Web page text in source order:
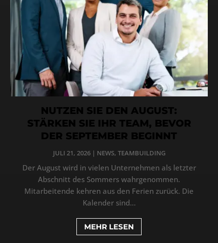
NUTZEN SIE DEN AUGUST:
STÄRKEN SIE IHR TEAM, BEVOR
DER SEPTEMBER BEGINNT
JULI 21, 2026| NEWS, TEAMBUILDING
Der August wird in vielen Unternehmen als letzter
Abschnitt des Sommers wahrgenommen.
Mitarbeitende kehren aus den Ferien zurück. Die
Kalender sind...
MEHR LESEN